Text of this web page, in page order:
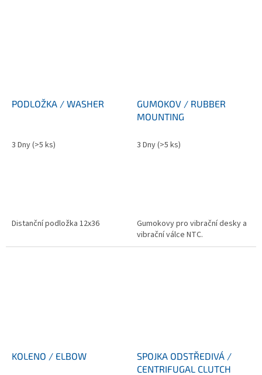
PODLOŽKA / WASHER
3 Dny(>5 ks)
Distanční podložka 12x36
GUMOKOV / RUBBER
MOUNTING
3 Dny(>5 ks)
Gumokovy pro vibrační desky a
vibrační válce NTC.
KOLENO / ELBOW
SPOJKA ODSTŘEDIVÁ /
CENTRIFUGAL CLUTCH